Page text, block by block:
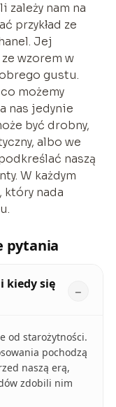
zależy nam na
przykład ze
Jej
wzorem w
gustu.
możemy
nas jedynie
być drobny,
albo we
naszą
W każdym
nada
pytania
kiedy się
od starożytności.
pochodzą
naszą erą,
zdobili nim